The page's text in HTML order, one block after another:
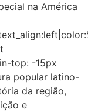
na América
top: -15px
popular latino-
da região,
e